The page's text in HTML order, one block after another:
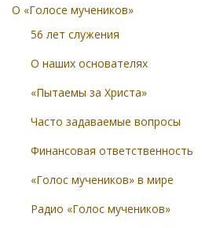
О «Голосе мучеников»
56 лет служения
О наших основателях
«Пытаемы за Христа»
Часто задаваемые вопросы
Финансовая ответственность
«Голос мучеников» в мире
Радио «Голос мучеников»